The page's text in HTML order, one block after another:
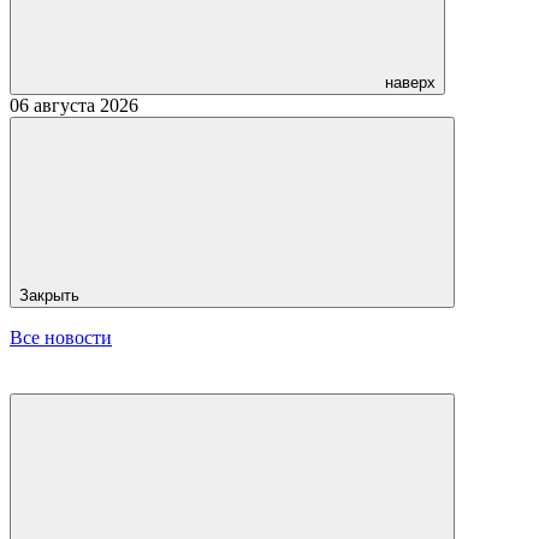
наверх
06 августа 2026
Закрыть
Все новости